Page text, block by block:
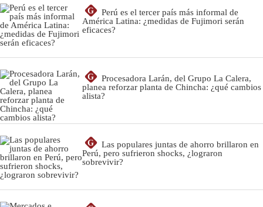
G
Perú es el tercer país más informal de
América Latina: ¿medidas de Fujimori serán
eficaces?
G
Procesadora Larán, del Grupo La Calera,
planea reforzar planta de Chincha: ¿qué cambios
alista?
G
Las populares juntas de ahorro brillaron en
Perú, pero sufrieron shocks, ¿lograron
sobrevivir?